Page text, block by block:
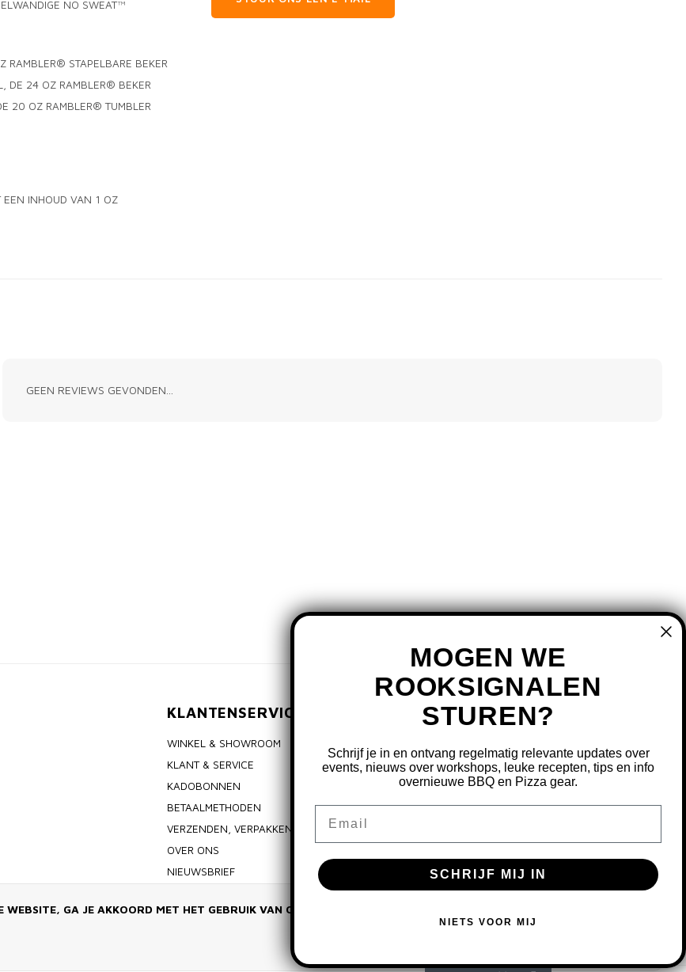
NO SWEAT™
RAMBLER® STAPELBARE BEKER
DE 24 OZ RAMBLER® BEKER
20 OZ RAMBLER® TUMBLER
EEN INHOUD VAN 1 OZ
GEEN REVIEWS GEVONDEN...
KLANTENSERVICE
WINKEL & SHOWROOM
KLANT & SERVICE
KADOBONNEN
BETAALMETHODEN
VERZENDEN, VERPAKKEN & RETOURNEREN
OVER ONS
NIEUWSBRIEF
PRIVACY POLICY
MIJN ACCOUNT
MIJN BESTELLINGEN
MIJN TICKETS
MIJN VERLANGLIJST
GA JE AKKOORD MET HET GEBRUIK VAN COOKIES OM ONZE WEBSITE TE VERBETEREN.
MOGEN WE
ROOKSIGNALEN
STUREN?
Schrijf je in en ontvang regelmatig relevante updates over
events, nieuws over workshops, leuke recepten, tips en info
overnieuwe BBQ en Pizza gear.
SCHRIJF MIJ IN
NIETS VOOR MIJ